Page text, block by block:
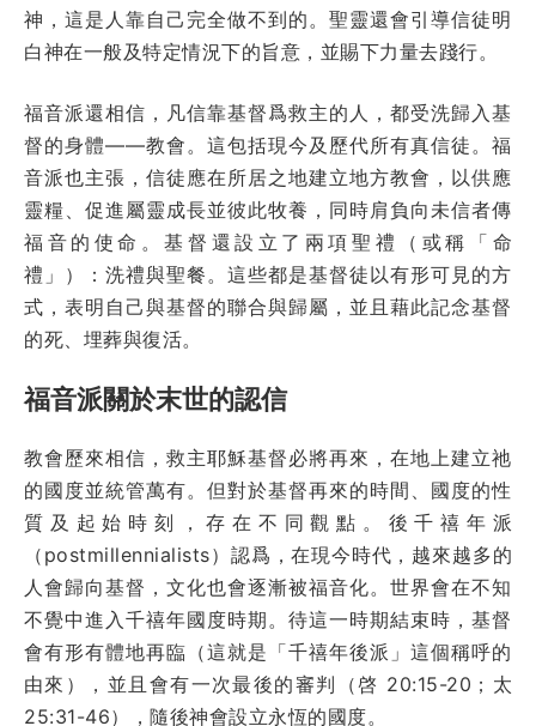
神，這是人靠自己完全做不到的。聖靈還會引導信徒明
白神在一般及特定情況下的旨意，並賜下力量去踐行。
福音派還相信，凡信靠基督爲救主的人，都受洗歸入基
督的身體——教會。這包括現今及歷代所有真信徒。福
音派也主張，信徒應在所居之地建立地方教會，以供應
靈糧、促進屬靈成長並彼此牧養，同時肩負向未信者傳
福音的使命。基督還設立了兩項聖禮（或稱「命
禮」）：洗禮與聖餐。這些都是基督徒以有形可見的方
式，表明自己與基督的聯合與歸屬，並且藉此記念基督
的死、埋葬與復活。
福音派關於末世的認信
教會歷來相信，救主耶穌基督必將再來，在地上建立祂
的國度並統管萬有。但對於基督再來的時間、國度的性
質及起始時刻，存在不同觀點。後千禧年派
（postmillennialists）認爲，在現今時代，越來越多的
人會歸向基督，文化也會逐漸被福音化。世界會在不知
不覺中進入千禧年國度時期。待這一時期結束時，基督
會有形有體地再臨（這就是「千禧年後派」這個稱呼的
由來），並且會有一次最後的審判（啓 20:15-20；太
25:31-46），隨後神會設立永恆的國度。